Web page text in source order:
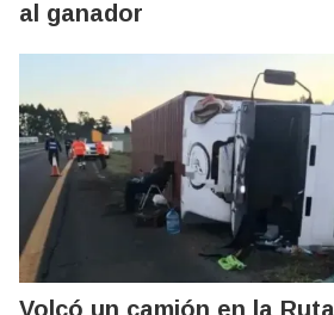
al ganador
Volcó un camión en la